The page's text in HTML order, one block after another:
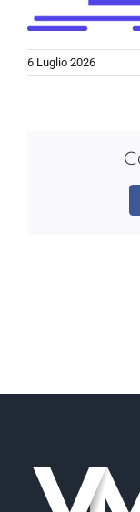
NEWS
AZIENDA
6 Luglio 2026